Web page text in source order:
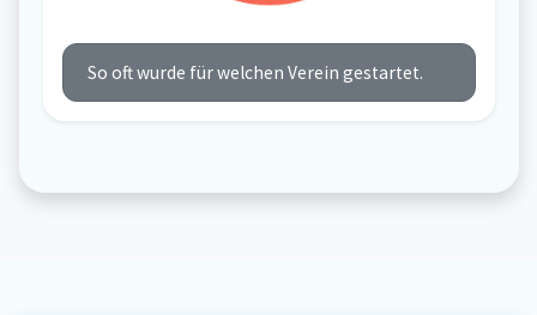
So oft wurde für welchen Verein gestartet.